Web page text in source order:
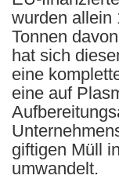
wurden allein
Tonnen
hat sich
eine
eine auf
giftigen Müll
umwandelt.